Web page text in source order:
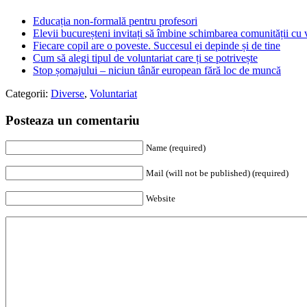
Educația non-formală pentru profesori
Elevii bucureșteni invitați să îmbine schimbarea comunității cu
Fiecare copil are o poveste. Succesul ei depinde și de tine
Cum să alegi tipul de voluntariat care ți se potrivește
Stop șomajului – niciun tânăr european fără loc de muncă
Categorii: Diverse, Voluntariat
Posteaza un comentariu
Name (required)
Mail (will not be published) (required)
Website